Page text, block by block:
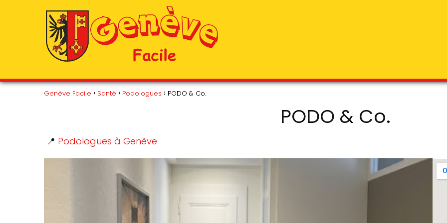
Genève Facile Santé Podologues PODO & Co.
PODO & Co.
📍 Podologues à Genève